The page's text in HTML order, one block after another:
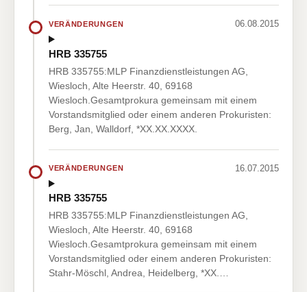
VERÄNDERUNGEN 06.08.2015
HRB 335755
HRB 335755:MLP Finanzdienstleistungen AG,
Wiesloch, Alte Heerstr. 40, 69168
Wiesloch.Gesamtprokura gemeinsam mit einem
Vorstandsmitglied oder einem anderen Prokuristen:
Berg, Jan, Walldorf, *XX.XX.XXXX.
VERÄNDERUNGEN 16.07.2015
HRB 335755
HRB 335755:MLP Finanzdienstleistungen AG,
Wiesloch, Alte Heerstr. 40, 69168
Wiesloch.Gesamtprokura gemeinsam mit einem
Vorstandsmitglied oder einem anderen Prokuristen:
Stahr-Möschl, Andrea, Heidelberg, *XX.…